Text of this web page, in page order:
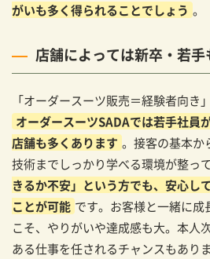
がいも多く得られることでしょう 。
店舗によっては新卒・若
「オーダースーツ販売＝経験者向き
オーダースーツSADAでは若手社員
店舗も多くあります 。接客の基本か
技術までしっかり学べる環境が整って
きるか不安」という方でも、安心し
ことが可能 です。お客様と一緒に成
こそ、やりがいや達成感も大。本人
ある仕事を任されるチャンスもありま